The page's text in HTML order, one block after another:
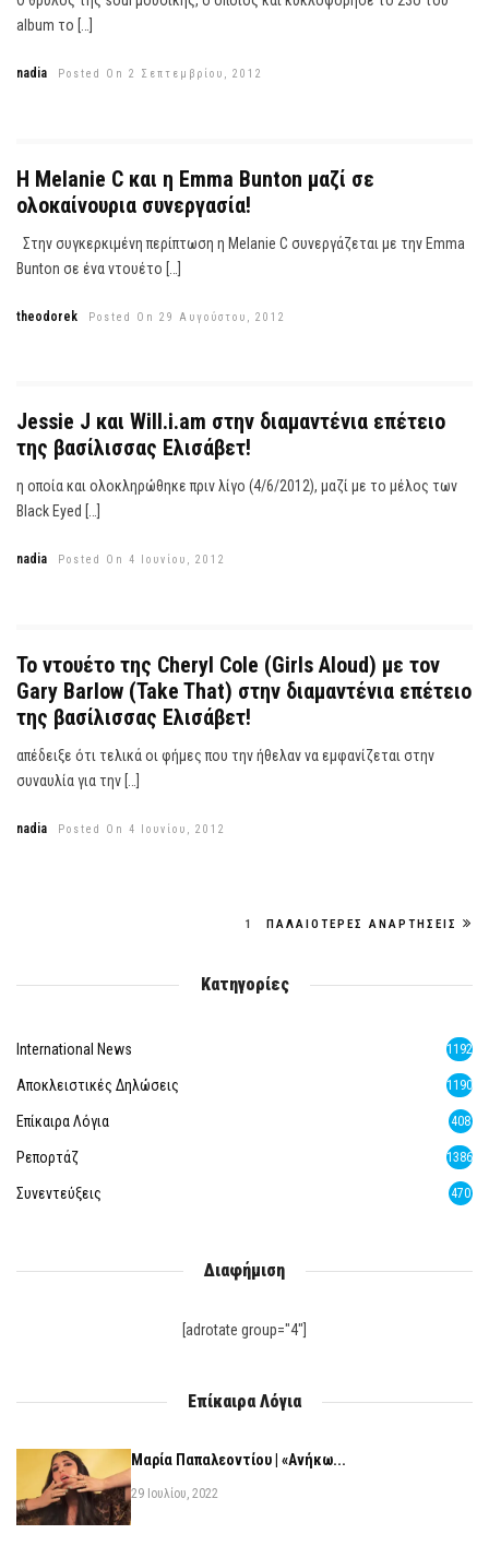
album το […]
nadia Posted On 2 Σεπτεμβρίου, 2012
Η Melanie C και η Emma Bunton μαζί σε
ολοκαίνουρια συνεργασία!
Στην συγκερκιμένη περίπτωση η Melanie C συνεργάζεται με την Emma
Bunton σε ένα ντουέτο […]
theodorek Posted On 29 Αυγούστου, 2012
Jessie J και Will.i.am στην διαμαντένια επέτειο
της βασίλισσας Ελισάβετ!
η οποία και ολοκληρώθηκε πριν λίγο (4/6/2012), μαζί με το μέλος των
Black Eyed […]
nadia Posted On 4 Ιουνίου, 2012
Το ντουέτο της Cheryl Cole (Girls Aloud) με τον
Gary Barlow (Take That) στην διαμαντένια επέτειο
της βασίλισσας Ελισάβετ!
απέδειξε ότι τελικά οι φήμες που την ήθελαν να εμφανίζεται στην
συναυλία για την […]
nadia Posted On 4 Ιουνίου, 2012
1 ΠΑΛΑΙΌΤΕΡΕΣ ΑΝΑΡΤΉΣΕΙΣ
Κατηγορίες
International News 1192
Αποκλειστικές Δηλώσεις 1190
Επίκαιρα Λόγια 408
Ρεπορτάζ 1386
Συνεντεύξεις 470
Διαφήμιση
[adrotate group="4"]
Επίκαιρα Λόγια
Μαρία Παπαλεοντίου | «Ανήκω...
29 Ιουλίου, 2022